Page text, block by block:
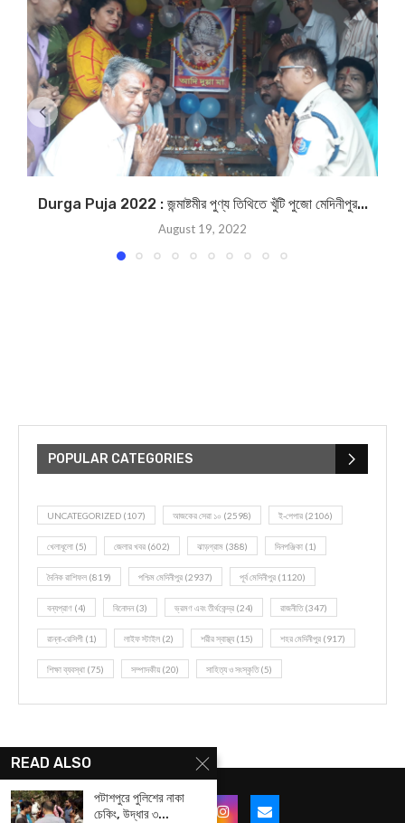
Durga Puja 2022 : জন্মাষ্টমীর পুণ্য তিথিতে খুঁটি পুজো মেদিনীপুর...
August 19, 2022
POPULAR CATEGORIES
UNCATEGORIZED (107) আজকের সেরা ১০ (2598) ই-পেপার (2106)
খেলাধূলো (5) জেলার খবর (602) ঝাড়গ্রাম (388) দিনপঞ্জিকা (1)
দৈনিক রাশিফল (819) পশ্চিম মেদিনীপুর (2937) পূর্ব মেদিনীপুর (1120)
বন্যপ্রাণ (4) বিনোদন(3) ভ্রমণ এবং তীর্থকেন্দ্র (24) রাজনীতি(347)
রান্না-রেসিপী (1) লাইফ স্টাইল (2) শরীর স্বাস্থ্য (15) শহর মেদিনীপুর (917)
শিক্ষা ব্যবস্থা (75) সম্পাদকীয় (20) সাহিত্য ও সংস্কৃতি(5)
READ ALSO
পটাশপুরে পুলিশের নাকা
চেকিং, উদ্ধার ৩...